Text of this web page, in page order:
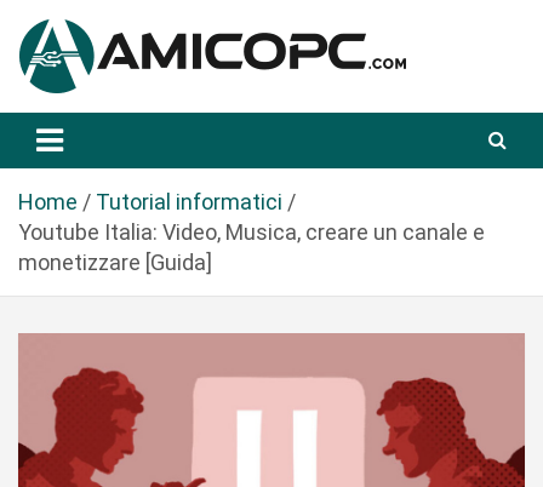
a
Amicopc.com
Home
Tutorial informatici
Youtube Italia: Video, Musica, creare un canale e
monetizzare [Guida]